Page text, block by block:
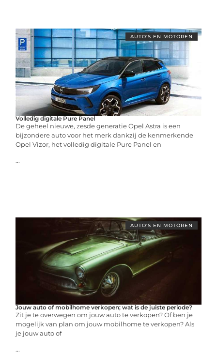
AUTO'S EN MOTOREN
Volledig digitale Pure Panel
De geheel nieuwe, zesde generatie Opel Astra is een
bijzondere auto voor het merk dankzij de kenmerkende
Opel Vizor, het volledig digitale Pure Panel en
...
AUTO'S EN MOTOREN
Jouw auto of mobilhome verkopen; wat is de juiste periode?
Zit je te overwegen om jouw auto te verkopen? Of ben je
mogelijk van plan om jouw mobilhome te verkopen? Als
je jouw auto of
...